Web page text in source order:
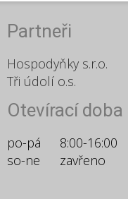
Partneři
Hospodyňky s.r.o.
Tři údolí o.s.
Otevírací doba
po-pá
8:00-16:00
so-ne
zavřeno